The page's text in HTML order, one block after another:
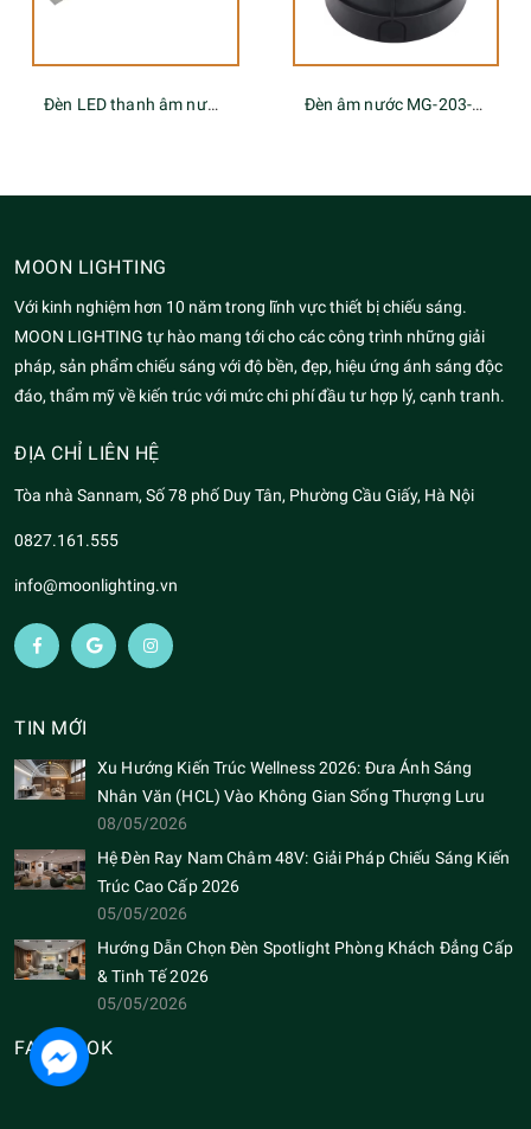
Đèn LED thanh âm nước MG-204-xx Đèn âm nước MG-203-xx
MOON LIGHTING
Với kinh nghiệm hơn 10 năm trong lĩnh vực thiết bị chiếu sáng.
MOON LIGHTING tự hào mang tới cho các công trình những giải
pháp, sản phẩm chiếu sáng với độ bền, đẹp, hiệu ứng ánh sáng độc
đáo, thẩm mỹ về kiến trúc với mức chi phí đầu tư hợp lý, cạnh tranh.
ĐỊA CHỈ LIÊN HỆ
Tòa nhà Sannam, Số 78 phố Duy Tân, Phường Cầu Giấy, Hà Nội
0827.161.555
info@moonlighting.vn
TIN MỚI
Xu Hướng Kiến Trúc Wellness 2026: Đưa Ánh Sáng
Nhân Văn (HCL) Vào Không Gian Sống Thượng Lưu
08/05/2026
Hệ Đèn Ray Nam Châm 48V: Giải Pháp Chiếu Sáng Kiến
Trúc Cao Cấp 2026
05/05/2026
Hướng Dẫn Chọn Đèn Spotlight Phòng Khách Đẳng Cấp
& Tinh Tế 2026
05/05/2026
FACEBOOK